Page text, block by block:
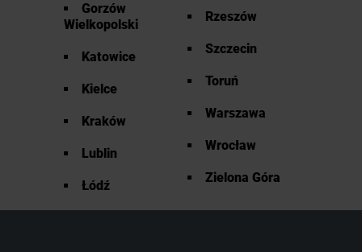
Gorzów
Wielkopolski
Katowice
Kielce
Kraków
Lublin
Łódź
Rzeszów
Szczecin
Toruń
Warszawa
Wrocław
Zielona Góra